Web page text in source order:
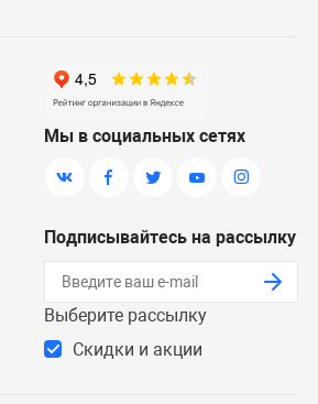
Мы в социальных сетях
Подписывайтесь на рассылку
Выберите рассылку
Скидки и акции